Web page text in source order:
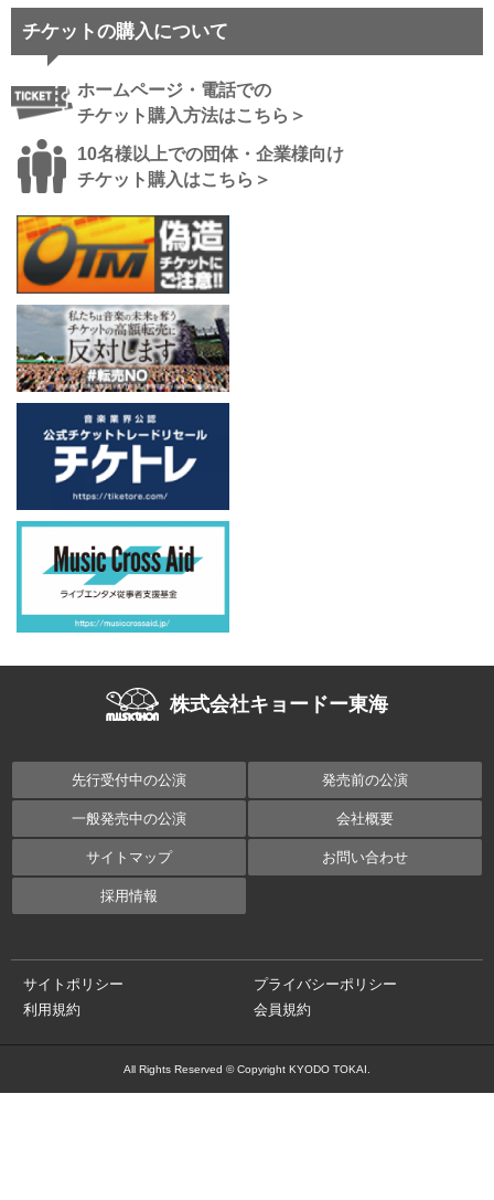
チケットの購入について
ホームページ・電話での
チケット購入方法はこちら＞
10名様以上での団体・企業様向け
チケット購入はこちら＞
株式会社キョードー東海
先行受付中の公演 発売前の公演
一般発売中の公演 会社概要
サイトマップ お問い合わせ
採用情報
サイトポリシー
プライバシーポリシー
利用規約
会員規約
All Rights Reserved © Copyright KYODO TOKAI.